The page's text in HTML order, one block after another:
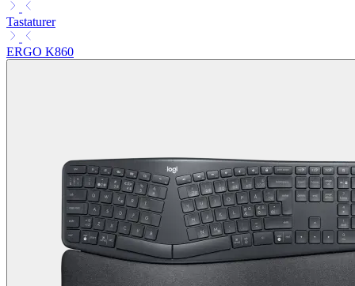
Tastaturer
ERGO K860